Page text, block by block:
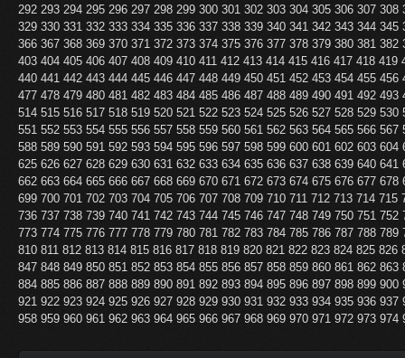
292 293 294 295 296 297 298 299 300 301 302 303 304 305 306 307 308
329 330 331 332 333 334 335 336 337 338 339 340 341 342 343 344 345
366 367 368 369 370 371 372 373 374 375 376 377 378 379 380 381 382
403 404 405 406 407 408 409 410 411 412 413 414 415 416 417 418 419
440 441 442 443 444 445 446 447 448 449 450 451 452 453 454 455 456
477 478 479 480 481 482 483 484 485 486 487 488 489 490 491 492 493
514 515 516 517 518 519 520 521 522 523 524 525 526 527 528 529 530
551 552 553 554 555 556 557 558 559 560 561 562 563 564 565 566 567
588 589 590 591 592 593 594 595 596 597 598 599 600 601 602 603 604
625 626 627 628 629 630 631 632 633 634 635 636 637 638 639 640 641
662 663 664 665 666 667 668 669 670 671 672 673 674 675 676 677 678
699 700 701 702 703 704 705 706 707 708 709 710 711 712 713 714 715
736 737 738 739 740 741 742 743 744 745 746 747 748 749 750 751 752
773 774 775 776 777 778 779 780 781 782 783 784 785 786 787 788 789
810 811 812 813 814 815 816 817 818 819 820 821 822 823 824 825 826
847 848 849 850 851 852 853 854 855 856 857 858 859 860 861 862 863
884 885 886 887 888 889 890 891 892 893 894 895 896 897 898 899 900
921 922 923 924 925 926 927 928 929 930 931 932 933 934 935 936 937
958 959 960 961 962 963 964 965 966 967 968 969 970 971 972 973 974